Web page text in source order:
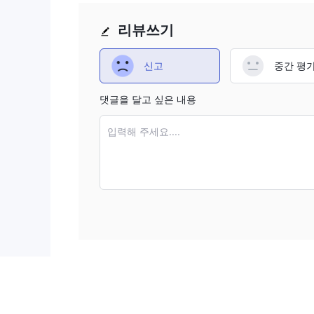
리뷰쓰기
신고 중간 평
댓글을 달고 싶은 내용
입력해 주세요....